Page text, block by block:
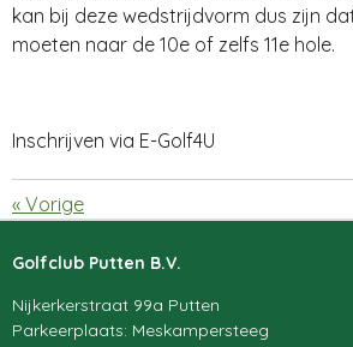
kan bij deze wedstrijdvorm dus zijn
moeten naar de 10e of zelfs 11e hole.
Inschrijven via E-Golf4U
« Vorige
Golfclub Putten B.V.
Nijkerkerstraat 99a Putten
Parkeerplaats: Meskampersteeg